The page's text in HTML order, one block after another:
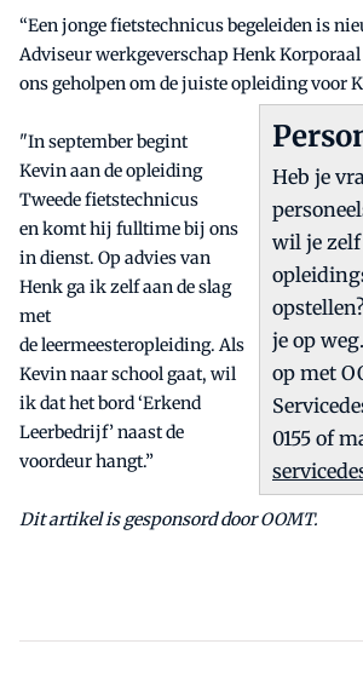
“Een jonge fietstechnicus begeleiden is
Adviseur werkgeverschap Henk
ons geholpen om de juiste opleiding voor
Heb je
wil je zelf
je op
op met
0155 of
"In september begint
Kevin aan de opleiding
Tweede fietstechnicus
en komt hij fulltime bij ons
in dienst. Op advies van
Henk ga ik zelf aan de slag
met
de leermeesteropleiding. Als
Kevin naar school gaat, wil
ik dat het bord ‘Erkend
Leerbedrijf’ naast de
voordeur hangt.”
Dit artikel is gesponsord door OOMT.